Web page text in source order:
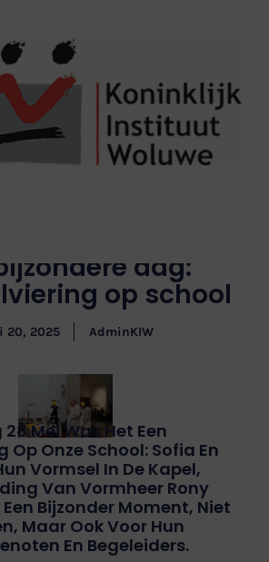
dag:
op school
20, 2025 AdminKIW
Mei Was Het Een
Op Onze School: Sofia En
Vormsel In De Kapel,
Van Vormheer Rony
Bijzonder Moment, Niet
Maar Ook Voor Hun
En Begeleiders.